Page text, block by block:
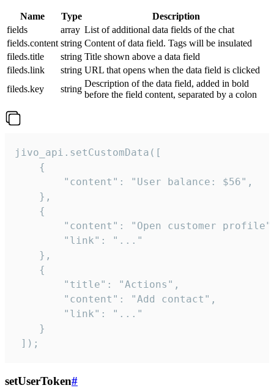
Name Type
Description
fields
array List of additional data fields of the chat
fields.content string Content of data field. Tags will be insulated
fileds.title
string Title shown above a data field
fileds.link
string URL that opens when the data field is clicked
fileds.key
string
Description of the data field, added in bold
before the field content, separated by a colon
jivo_api.setCustomData([
    {
        "content": "User balance: $56",
    },
    {
"content": "Open customer
        "link": "..."
    },
    {
        "title": "Actions",
        "content": "Add contact",
        "link": "..."
    }
]);
setUserToken#